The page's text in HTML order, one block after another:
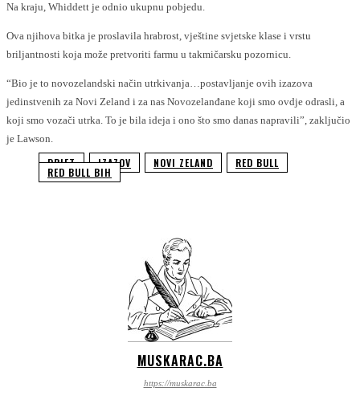
Na kraju, Whiddett je odnio ukupnu pobjedu.
Ova njihova bitka je proslavila hrabrost, vještine svjetske klase i vrstu
briljantnosti koja može pretvoriti farmu u takmičarsku pozornicu.
“Bio je to novozelandski način utrkivanja…postavljanje ovih izazova
jedinstvenih za Novi Zeland i za nas Novozelanđane koji smo ovdje odrasli, a
koji smo vozači utrka. To je bila ideja i ono što smo danas napravili”, zaključio
je Lawson.
DRIFT IZAZOV NOVI ZELAND RED BULL
RED BULL BIH
MUSKARAC.BA
https://muskarac.ba